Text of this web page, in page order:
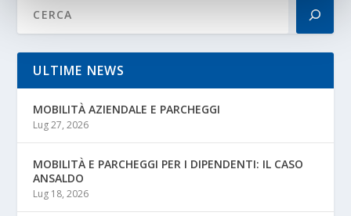
ULTIME NEWS
MOBILITÀ AZIENDALE E PARCHEGGI
Lug 27, 2026
MOBILITÀ E PARCHEGGI PER I DIPENDENTI: IL CASO
ANSALDO
Lug 18, 2026